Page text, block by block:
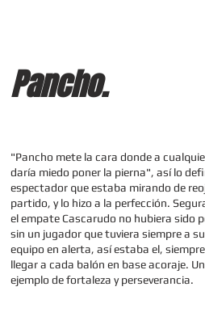
Pancho.
"Pancho mete la cara donde a
daría miedo poner la pierna", así lo
espectador que estaba mirando de
partido, y lo hizo a la perfección.
el empate Cascarudo no hubiera sido
sin un jugador que tuviera siempre a su
equipo en alerta, así estaba el,
llegar a cada balón en base acoraje. Un
ejemplo de fortaleza y perseverancia.